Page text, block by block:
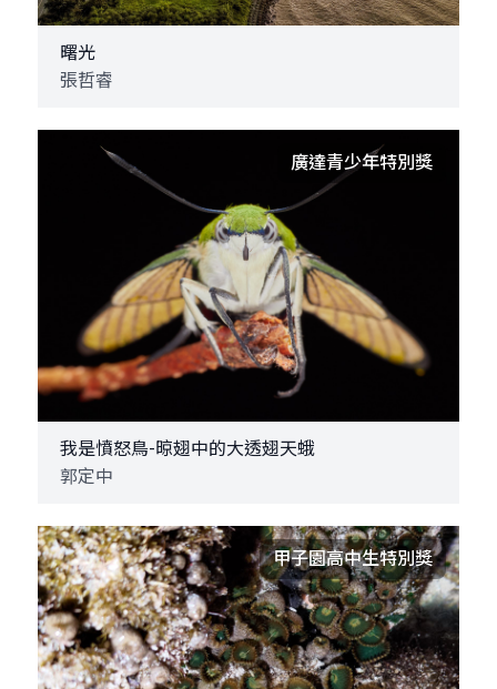
曙光
張哲睿
廣達青少年特別獎
我是憤怒鳥-晾翅中的大透翅天蛾
郭定中
甲子園高中生特別獎